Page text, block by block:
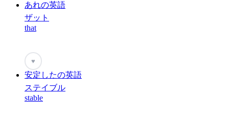
あれの英語
ザット
that
♥
安定したの英語
ステイブル
stable